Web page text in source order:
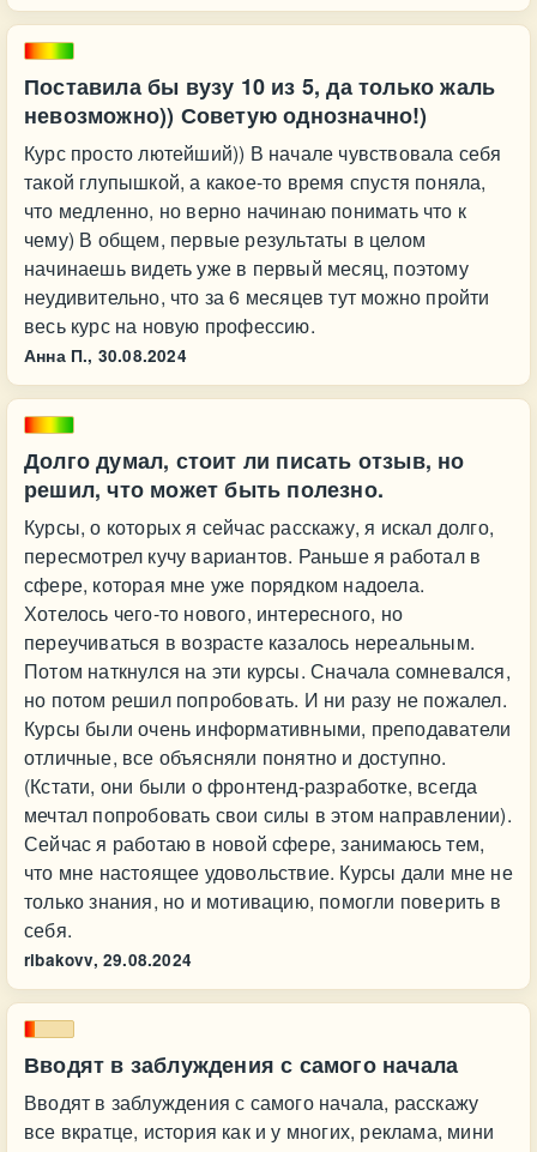
Поставила бы вузу 10 из 5, да только жаль
невозможно)) Советую однозначно!)
Курс просто лютейший)) В начале чувствовала себя
такой глупышкой, а какое-то время спустя поняла,
что медленно, но верно начинаю понимать что к
чему) В общем, первые результаты в целом
начинаешь видеть уже в первый месяц, поэтому
неудивительно, что за 6 месяцев тут можно пройти
весь курс на новую профессию.
Анна П., 30.08.2024
Долго думал, стоит ли писать отзыв, но
решил, что может быть полезно.
Курсы, о которых я сейчас расскажу, я искал долго,
пересмотрел кучу вариантов. Раньше я работал в
сфере, которая мне уже порядком надоела.
Хотелось чего-то нового, интересного, но
переучиваться в возрасте казалось нереальным.
Потом наткнулся на эти курсы. Сначала сомневался,
но потом решил попробовать. И ни разу не пожалел.
Курсы были очень информативными, преподаватели
отличные, все объясняли понятно и доступно.
(Кстати, они были о фронтенд-разработке, всегда
мечтал попробовать свои силы в этом направлении).
Сейчас я работаю в новой сфере, занимаюсь тем,
что мне настоящее удовольствие. Курсы дали мне не
только знания, но и мотивацию, помогли поверить в
себя.
ribakovv, 29.08.2024
Вводят в заблуждения с самого начала
Вводят в заблуждения с самого начала, расскажу
все вкратце, история как и у многих, реклама, мини